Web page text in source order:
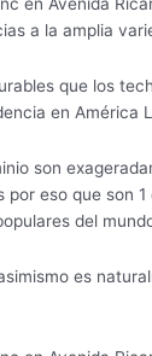
a la amplia
que los
en América
son
por eso que son
del
es